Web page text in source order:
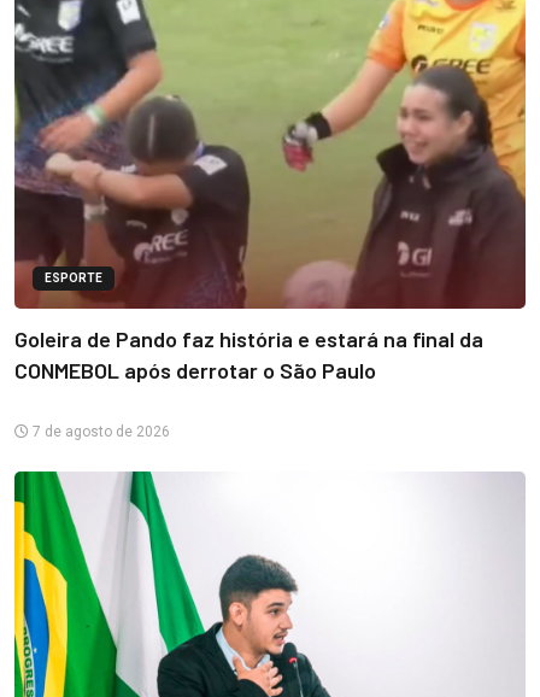
ESPORTE
Goleira de Pando faz história e estará na final da
CONMEBOL após derrotar o São Paulo
7 de agosto de 2026